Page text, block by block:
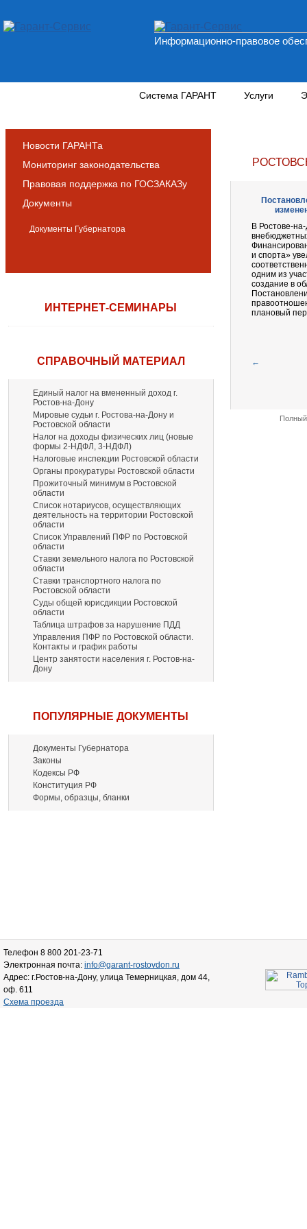
Информационно-правовое
Система ГАРАНТ Услуги
Новости ГАРАНТа
Мониторинг законодательства
Правовая поддержка по ГОСЗАКАЗу
Документы
Документы Губернатора
ИНТЕРНЕТ-СЕМИНАРЫ
СПРАВОЧНЫЙ МАТЕРИАЛ
Единый налог на вмененный доход г.
Ростов-на-Дону
Мировые судьи г. Ростова-на-Дону и
Ростовской области
Налог на доходы физических лиц (новые
формы 2-НДФЛ, 3-НДФЛ)
Налоговые инспекции Ростовской области
Органы прокуратуры Ростовской области
Прожиточный минимум в Ростовской
области
Список нотариусов, осуществляющих
деятельность на территории Ростовской
области
Список Управлений ПФР по Ростовской
области
Ставки земельного налога по Ростовской
области
Ставки транспортного налога по
Ростовской области
Суды общей юрисдикции Ростовской
области
Таблица штрафов за нарушение ПДД
Управления ПФР по Ростовской области.
Контакты и график работы
Центр занятости населения г. Ростов-на-
Дону
ПОПУЛЯРНЫЕ ДОКУМЕНТЫ
Документы Губернатора
Законы
Кодексы РФ
Конституция РФ
Формы, образцы, бланки
В Ростове-
и спорта»
одним из
создание в
плановый
←
Телефон 8 800 201-23-71
Электронная почта: info@garant-rostovdon.ru
Адрес: г.Ростов-на-Дону, улица Темерницкая, дом 44,
оф. 611
Схема проезда